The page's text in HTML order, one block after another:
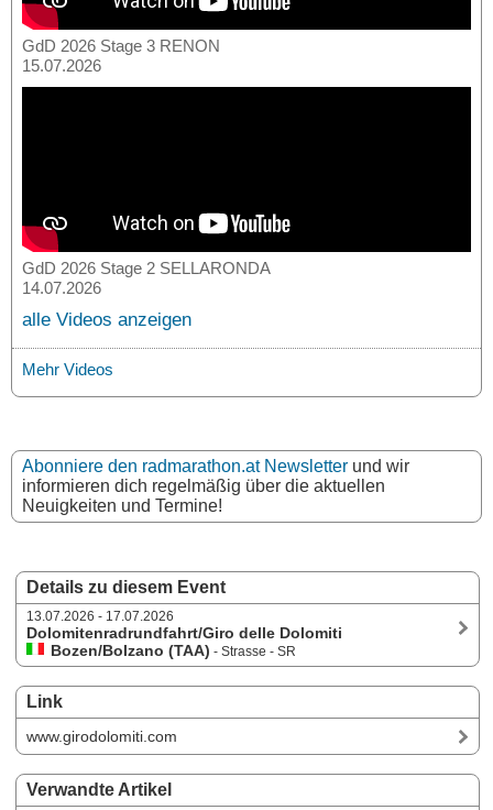
Details zu diesem Event
13.07.2026 - 17.07.2026
Dolomitenradrundfahrt/Giro delle Dolomiti
Bozen/Bolzano (TAA) - Strasse - SR
Link
www.girodolomiti.com
Verwandte Artikel
GdD 2026 Stage 3 RENON
15.07.2026
GdD 2026 Stage 2 SELLARONDA
14.07.2026
alle Videos anzeigen
Mehr Videos
Abonniere den radmarathon.at Newsletter und wir
informieren dich regelmäßig über die aktuellen
Neuigkeiten und Termine!